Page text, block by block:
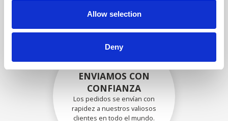
Allow selection
Deny
ENVIAMOS CON
CONFIANZA
Los pedidos se envían con
rapidez a nuestros valiosos
clientes en todo el mundo.